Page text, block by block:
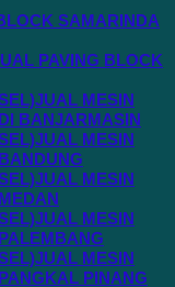
SAMARINDA
PAVING BLOCK
MESIN
BANJARMASIN
MESIN
MESIN
MESIN
MESIN
PINANG